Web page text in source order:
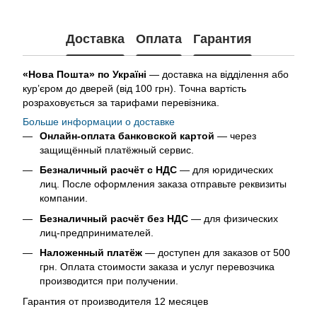
Доставка Оплата Гарантия
«Нова Пошта» по Україні — доставка на відділення або
кур’єром до дверей (від 100 грн). Точна вартість
розраховується за тарифами перевізника.
Больше информации о доставке
Онлайн-оплата банковской картой — через
защищённый платёжный сервис.
Безналичный расчёт с НДС — для юридических
лиц. После оформления заказа отправьте реквизиты
компании.
Безналичный расчёт без НДС — для физических
лиц-предпринимателей.
Наложенный платёж — доступен для заказов от 500
грн. Оплата стоимости заказа и услуг перевозчика
производится при получении.
Гарантия от производителя 12 месяцев